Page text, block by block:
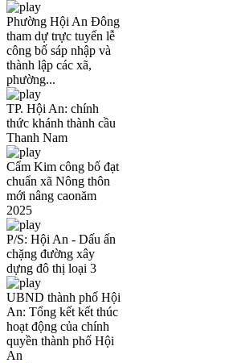
Phường Hội An Đông
tham dự trực tuyến lễ
công bố sáp nhập và
thành lập các xã,
phường...
TP. Hội An: chính
thức khánh thành cầu
Thanh Nam
Cẩm Kim công bố đạt
chuẩn xã Nông thôn
mới nâng caonăm
2025
P/S: Hội An - Dấu ấn
chặng đường xây
dựng đô thị loại 3
UBND thành phố Hội
An: Tổng kết kết thúc
hoạt động của chính
quyền thành phố Hội
An